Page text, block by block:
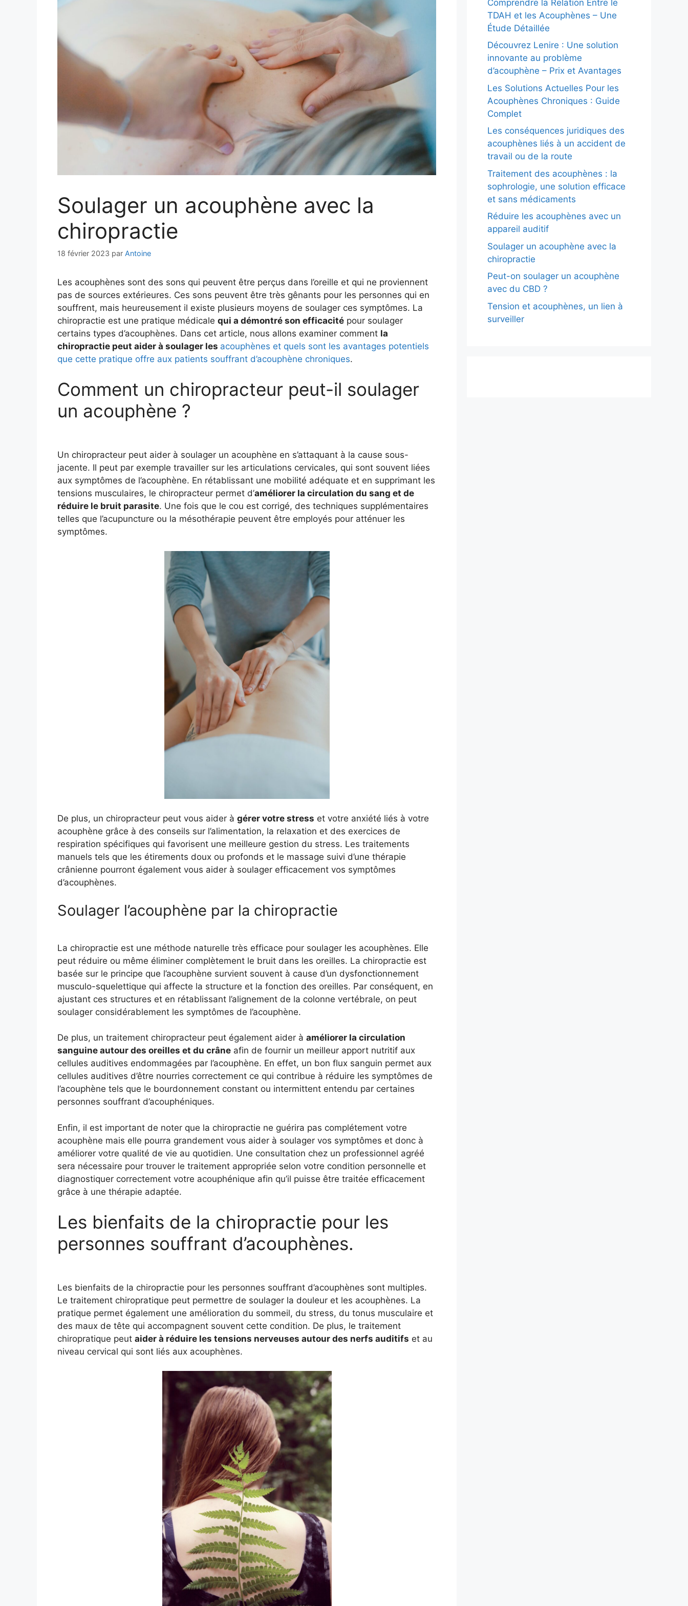
Soulager un acouphène avec la
chiropractie
18 février 2023 par Antoine
Les acouphènes sont des sons qui peuvent être perçus dans l’oreille et qui ne proviennent
pas de sources extérieures. Ces sons peuvent être très gênants pour les personnes qui en
souffrent, mais heureusement il existe plusieurs moyens de soulager ces symptômes. La
chiropractie est une pratique médicale qui a démontré son efficacité pour soulager
certains types d’acouphènes. Dans cet article, nous allons examiner comment la
chiropractie peut aider à soulager les acouphènes et quels sont les avantages potentiels
que cette pratique offre aux patients souffrant d’acouphène chroniques.
Comment un chiropracteur peut-il soulager
un acouphène ?
Un chiropracteur peut aider à soulager un acouphène en s’attaquant à la cause sous-
jacente. Il peut par exemple travailler sur les articulations cervicales, qui sont souvent liées
aux symptômes de l’acouphène. En rétablissant une mobilité adéquate et en supprimant les
tensions musculaires, le chiropracteur permet d’améliorer la circulation du sang et de
réduire le bruit parasite. Une fois que le cou est corrigé, des techniques supplémentaires
telles que l’acupuncture ou la mésothérapie peuvent être employés pour atténuer les
symptômes.
De plus, un chiropracteur peut vous aider à gérer votre stress et votre anxiété liés à votre
acouphène grâce à des conseils sur l’alimentation, la relaxation et des exercices de
respiration spécifiques qui favorisent une meilleure gestion du stress. Les traitements
manuels tels que les étirements doux ou profonds et le massage suivi d’une thérapie
crânienne pourront également vous aider à soulager efficacement vos symptômes
d’acouphènes.
Soulager l’acouphène par la chiropractie
La chiropractie est une méthode naturelle très efficace pour soulager les acouphènes. Elle
peut réduire ou même éliminer complètement le bruit dans les oreilles. La chiropractie est
basée sur le principe que l’acouphène survient souvent à cause d’un dysfonctionnement
musculo-squelettique qui affecte la structure et la fonction des oreilles. Par conséquent, en
ajustant ces structures et en rétablissant l’alignement de la colonne vertébrale, on peut
soulager considérablement les symptômes de l’acouphène.
De plus, un traitement chiropracteur peut également aider à améliorer la circulation
sanguine autour des oreilles et du crâne afin de fournir un meilleur apport nutritif aux
cellules auditives endommagées par l’acouphène. En effet, un bon flux sanguin permet aux
cellules auditives d’être nourries correctement ce qui contribue à réduire les symptômes de
l’acouphène tels que le bourdonnement constant ou intermittent entendu par certaines
personnes souffrant d’acouphéniques.
Enfin, il est important de noter que la chiropractie ne guérira pas complétement votre
acouphène mais elle pourra grandement vous aider à soulager vos symptômes et donc à
améliorer votre qualité de vie au quotidien. Une consultation chez un professionnel agréé
sera nécessaire pour trouver le traitement appropriée selon votre condition personnelle et
diagnostiquer correctement votre acouphénique afin qu’il puisse être traitée efficacement
grâce à une thérapie adaptée.
Les bienfaits de la chiropractie pour les
personnes souffrant d’acouphènes.
Les bienfaits de la chiropractie pour les personnes souffrant d’acouphènes sont multiples.
Le traitement chiropratique peut permettre de soulager la douleur et les acouphènes. La
pratique permet également une amélioration du sommeil, du stress, du tonus musculaire et
des maux de tête qui accompagnent souvent cette condition. De plus, le traitement
chiropratique peut aider à réduire les tensions nerveuses autour des nerfs auditifs et au
niveau cervical qui sont liés aux acouphènes.
Comprendre la Relation Entre le
TDAH et les Acouphènes – Une
Étude Détaillée
Découvrez Lenire : Une solution
innovante au problème
d’acouphène – Prix et Avantages
Les Solutions Actuelles Pour les
Acouphènes Chroniques : Guide
Complet
Les conséquences juridiques des
acouphènes liés à un accident de
travail ou de la route
Traitement des acouphènes : la
sophrologie, une solution efficace
et sans médicaments
Réduire les acouphènes avec un
appareil auditif
Soulager un acouphène avec la
chiropractie
Peut-on soulager un acouphène
avec du CBD ?
Tension et acouphènes, un lien à
surveiller